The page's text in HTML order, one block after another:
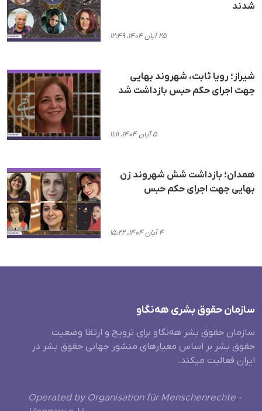
شدند
۲۵ آبان ۱۴۰۴، ۱۲:۴۹
شیراز؛ رویا ثابت، شهروند بهایی
جهت اجرای حکم حبس بازداشت شد
۵ آبان ۱۴۰۴، ۱۱:۱۱
همدان؛ بازداشت شش شهروند زن
بهایی جهت اجرای حکم حبس
۴ آبان ۱۴۰۴، ۱۵:۲۲
سازمان حقوق بشری هەنگاو
سازمان حقوق بشر هه‌نگاو برای ترویج و ارتقا وضعیت
حقوق بشر بر اساس معیارهای منشور جهانی حقوق بشر در
ایران فعالیت میکند.
Operated by Organisation für Menschenrechte -